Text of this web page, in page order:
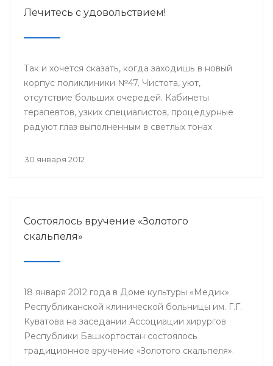
Лечитесь с удовольствием!
Так и хочется сказать, когда заходишь в новый
корпус поликлиники №47. Чистота, уют,
отсутствие больших очередей. Кабинеты
терапевтов, узких специалистов, процедурные
радуют глаз выполненным в светлых тонах
оборудованием.
30 января 2012
Состоялось вручение «Золотого
скальпеля»
18 января 2012 года в Доме культуры «Медик»
Республиканской клинической больницы им. Г.Г.
Куватова на заседании Ассоциации хирургов
Республики Башкортостан состоялось
традиционное вручение «Золотого скальпеля».